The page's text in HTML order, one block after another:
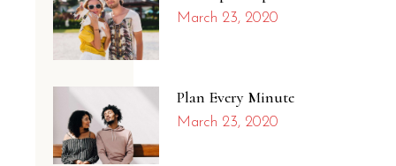
March 23, 2020
Plan Every Minute
March 23, 2020